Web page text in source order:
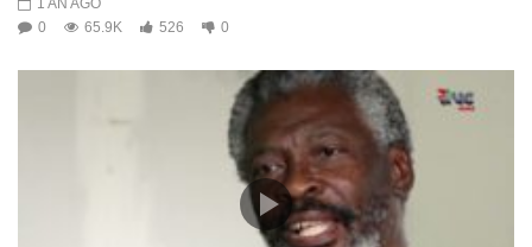
1 AN AGO
0
65.9K 526 0